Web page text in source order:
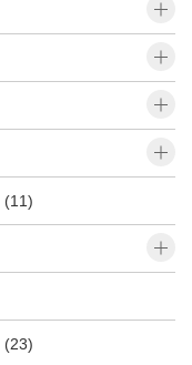
(11)
(23)